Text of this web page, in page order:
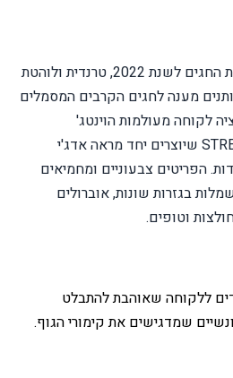
משיקה את קולקציית החגים לשנת 2022, טרנדית ולוהטת
מענה לחגים הקרבים המסמלים
לקוחה מעולמות הוינטג'
שיוצרים יחד מראה אדג'י
הפריטים צבעוניים ומחמיאים
בגזרות שונות, אוברולים
וטופים.
ללקוחה שאוהבת להתבלט
שמדגישים את קימורי הגוף.